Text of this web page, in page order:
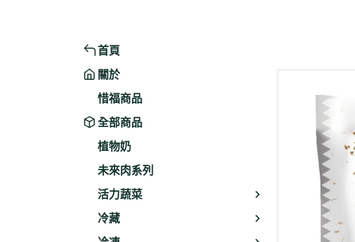
首頁
關於
惜福商品
全部商品
植物奶
未來肉系列
活力蔬菜
冷藏